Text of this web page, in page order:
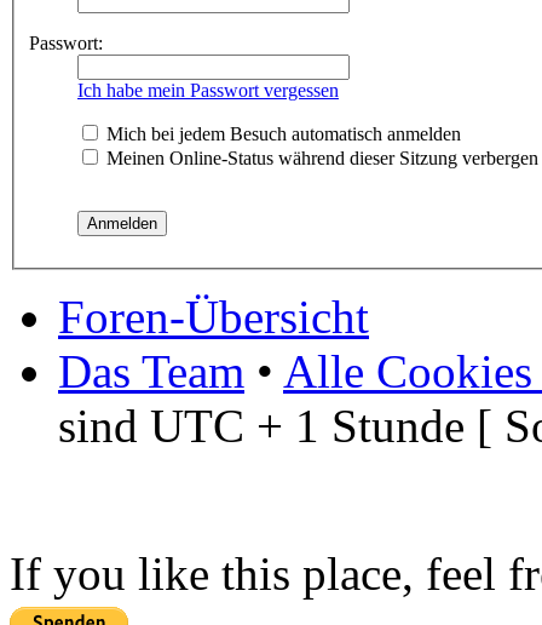
Passwort:
Ich habe mein Passwort vergessen
Mich bei jedem Besuch automatisch anmelden
Meinen Online-Status während dieser Sitzung verbergen
Foren-Übersicht
Das Team • Alle Cookies
sind UTC + 1 Stunde [
If you like this place, feel